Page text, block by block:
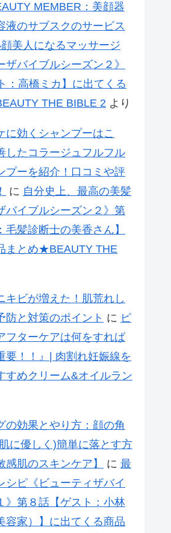
MEMBER：美顔器
液のサブスクのサービス
美人になるマッサージ
ザバイブルシーズン２》
：高橋ミカ】に出てくる
THE BIBLE 2 より
に効くシャンプーはこ
したコラージュフルフル
プーを紹介！口コミや評
に 自分史上、最高の美髪
バイブルシーズン２》第
毛髪診断士の美香さん】
まとめ★BEAUTY THE
キビが増えた！肌荒れし
防と対策のポイント に ピ
フターケアは何をすれば
要！！』| 肉割れ妊娠線を
すめクリーム&オイルラン
の効果とやり方：顔の角
に優しく)簡単に落とす方
肌のスキンケア】
に 最
シピ《ビューティザバイ
》第８話【ゲスト：小林
容家）】に出てくる商品